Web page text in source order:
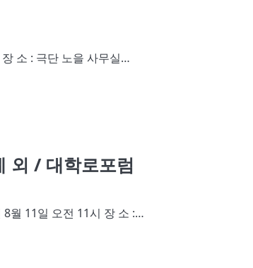
소 : 극단 노을 사무실…
외 / 대학로포럼
월 11일 오전 11시 장 소 :…